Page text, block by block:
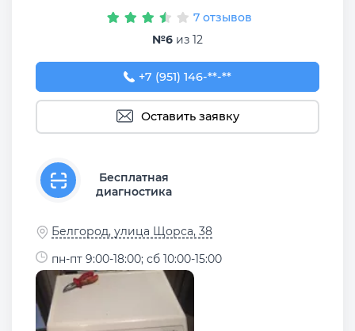
7 отзывов
№6 из 12
+7 (951) 146-64-52
+7 (951) 146-**-**
Оставить заявку
Бесплатная
диагностика
Белгород, улица Щорса, 38
пн-пт 9:00-18:00; сб 10:00-15:00